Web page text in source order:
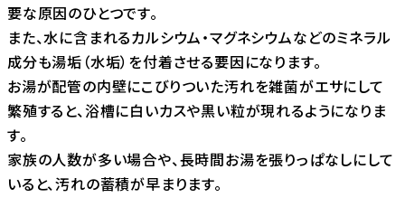
要な原因のひとつです。
また、水に含まれるカルシウム・マグネシウムなどのミネラル
成分も湯垢（水垢）を付着させる要因になります。
お湯が配管の内壁にこびりついた汚れを雑菌がエサにして
繁殖すると、浴槽に白いカスや黒い粒が現れるようになりま
す。
家族の人数が多い場合や、長時間お湯を張りっぱなしにして
いると、汚れの蓄積が早まります。